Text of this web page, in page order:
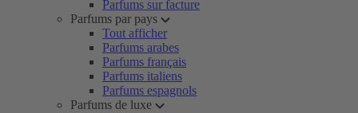
Parfums sur facture
Parfums par pays
Tout afficher
Parfums arabes
Parfums français
Parfums italiens
Parfums espagnols
Parfums de luxe